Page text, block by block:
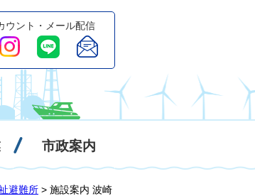
ウント・メール配信
市政案内
避難所 > 施設案内 波崎